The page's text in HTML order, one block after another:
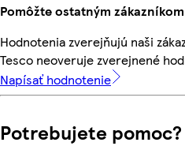
Pomôžte ostatným zákazníkom
Hodnotenia zverejňujú naši
Tesco neoveruje zverejnené
Napísať hodnotenie
Potrebujete pomoc?